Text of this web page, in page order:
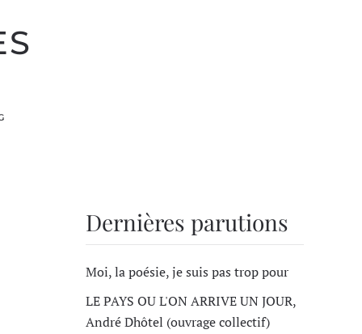
Dernières parutions
Moi, la poésie, je suis pas trop pour
LE PAYS OU L'ON ARRIVE UN JOUR,
André Dhôtel (ouvrage collectif)